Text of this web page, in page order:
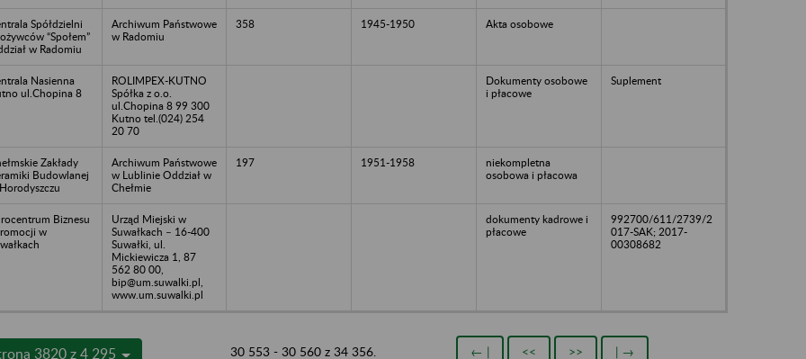
Spółdzielni
“Społem”
w Radomiu
Archiwum Państwowe
w Radomiu
358 1945-1950 Akta osobowe
Nasienna
ul.Chopina 8
ROLIMPEX-KUTNO
Spółka z o.o.
ul.Chopina 8 99 300
Kutno tel.(024) 254
20 70
Dokumenty osobowe
i płacowe
Suplement
Zakłady
Budowlanej
Archiwum Państwowe
w Lublinie Oddział w
Chełmie
197 1951-1958
niekompletna
osobowa i płacowa
Biznesu
w
Urząd Miejski w
Suwałkach – 16-400
Suwałki, ul.
Mickiewicza 1, 87
562 80 00,
bip@um.suwalki.pl,
www.um.suwalki.pl
dokumenty kadrowe i
płacowe
992700/611/2739/2
017-SAK; 2017-
00308682
3820 z 4 295 30 553 - 30 560 z 34 356. ← | << >> | →